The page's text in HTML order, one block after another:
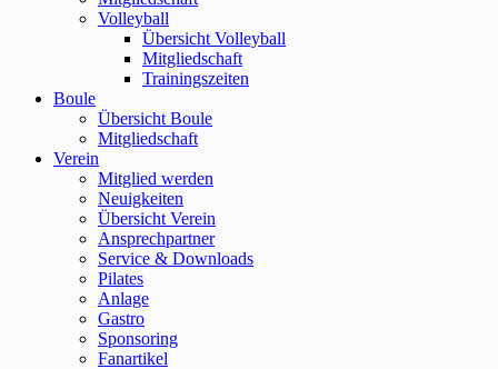
Volleyball
Übersicht Volleyball
Mitgliedschaft
Trainingszeiten
Boule
Übersicht Boule
Mitgliedschaft
Verein
Mitglied werden
Neuigkeiten
Übersicht Verein
Ansprechpartner
Service & Downloads
Pilates
Anlage
Gastro
Sponsoring
Fanartikel